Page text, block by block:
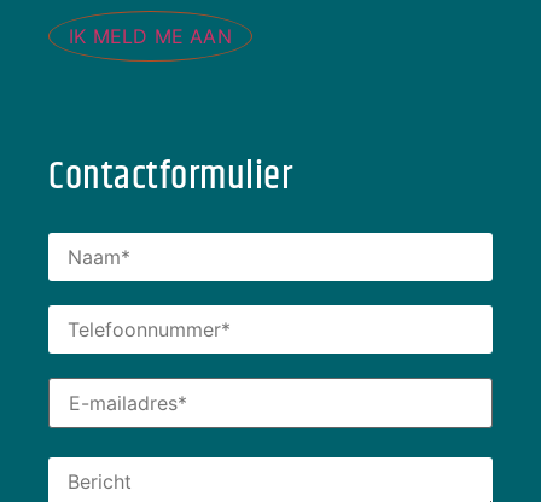
IK MELD ME AAN
Contactformulier